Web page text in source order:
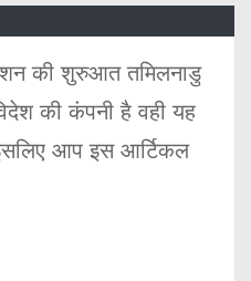
की शुरुआत तमिलनाडु
की कंपनी है वही यह
आप इस आर्टिकल